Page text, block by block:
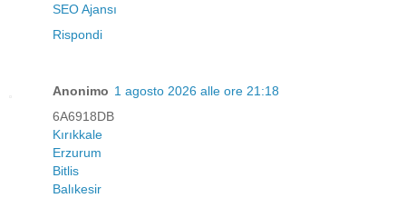
SEO Ajansı
Rispondi
Anonimo 1 agosto 2026 alle ore 21:18
6A6918DB
Kırıkkale
Erzurum
Bitlis
Balıkesir